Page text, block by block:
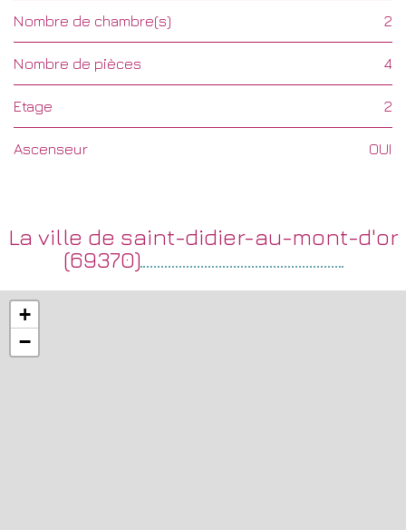
Nombre de chambre(s) 2
Nombre de pièces 4
Etage 2
Ascenseur OUI
la ville de saint-didier-au-mont-d'or
(69370)
+
−